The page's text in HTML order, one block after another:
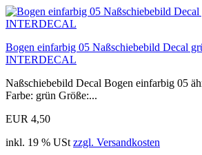
Bogen einfarbig 05 Naßschiebebild Decal
INTERDECAL
Naßschiebebild Decal Bogen einfarbig 05
Farbe: grün Größe:...
EUR 4,50
inkl. 19 % USt zzgl. Versandkosten